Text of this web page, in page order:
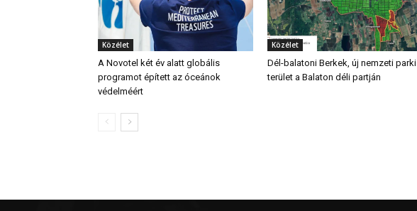
Közélet
A Novotel két év alatt globális
programot épített az óceánok
védelméért
Közélet
Dél-balatoni Berkek, új nemzeti parki
terület a Balaton déli partján